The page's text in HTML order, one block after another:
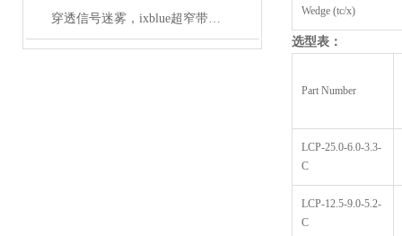
穿透信号迷雾，ixblue超窄带宽滤波器如何重塑精密光学通信边界
Wedge (tc/x)
选型表：
Part Number
LCP-25.0-6.0-3.3-
C
LCP-12.5-9.0-5.2-
C